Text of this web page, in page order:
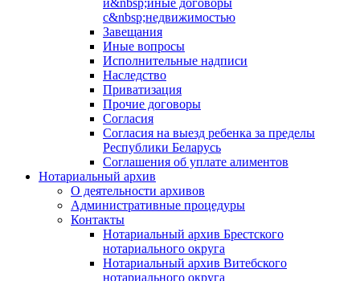
и&nbsp;иные договоры
с&nbsp;недвижимостью
Завещания
Иные вопросы
Исполнительные надписи
Наследство
Приватизация
Прочие договоры
Согласия
Согласия на выезд ребенка за пределы
Республики Беларусь
Соглашения об уплате алиментов
Нотариальный архив
О деятельности архивов
Административные процедуры
Контакты
Нотариальный архив Брестского
нотариального округа
Нотариальный архив Витебского
нотариального округа